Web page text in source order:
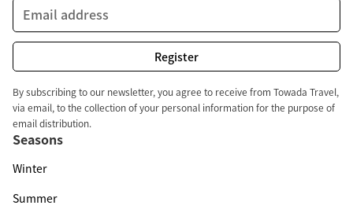
By subscribing to our newsletter, you agree to receive from Towada Travel,
via email, to the collection of your personal information for the purpose of
email distribution.
Seasons
Winter
Summer